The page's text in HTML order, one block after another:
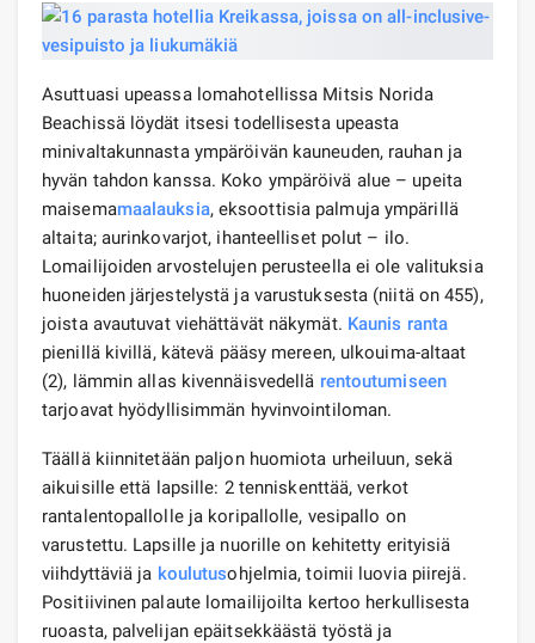
Asuttuasi upeassa lomahotellissa Mitsis Norida
Beachissä löydät itsesi todellisesta upeasta
minivaltakunnasta ympäröivän kauneuden, rauhan ja
hyvän tahdon kanssa. Koko ympäröivä alue – upeita
maisemamaalauksia, eksoottisia palmuja ympärillä
altaita; aurinkovarjot, ihanteelliset polut – ilo.
Lomailijoiden arvostelujen perusteella ei ole valituksia
huoneiden järjestelystä ja varustuksesta (niitä on 455),
joista avautuvat viehättävät näkymät. Kaunis ranta
pienillä kivillä, kätevä pääsy mereen, ulkouima-altaat
(2), lämmin allas kivennäisvedellä rentoutumiseen
tarjoavat hyödyllisimmän hyvinvointiloman.
Täällä kiinnitetään paljon huomiota urheiluun, sekä
aikuisille että lapsille: 2 tenniskenttää, verkot
rantalentopallolle ja koripallolle, vesipallo on
varustettu. Lapsille ja nuorille on kehitetty erityisiä
viihdyttäviä ja koulutusohjelmia, toimii luovia piirejä.
Positiivinen palaute lomailijoilta kertoo herkullisesta
ruoasta, palvelijan epäitsekkäästä työstä ja